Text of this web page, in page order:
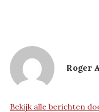
Roger
Bekijk alle berichten